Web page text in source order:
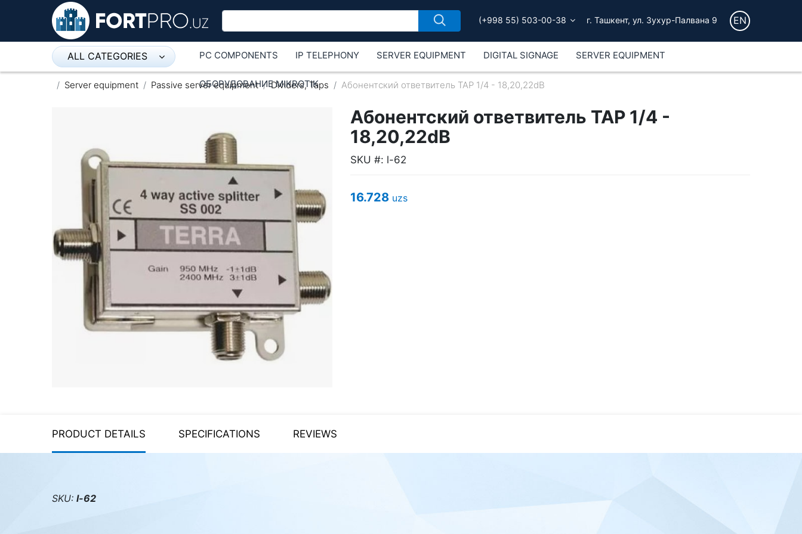
(+998 55) 503-00-38 г. Ташкент, ул. Зухур-Палвана 9 EN
ALL CATEGORIES
Микрофон
Пылесос
Спикерфон
ADSL, Wan / Lan Routers, Wi-Fi
IP Telephony
Stereo systems
Server equipment
UPS Uninterruptible Power
Supply
Video surveillance
PC COMPONENTS IP TELEPHONY SERVER EQUIPMENT DIGITAL SIGNAGE SERVER EQUIPMENT
ОБОРУДОВАНИЕ MIKROTIK
Server equipment Passive server equipment Dividers, Taps Абонентский ответвитель ТАР 1/4 - 18,20,22dB
Абонентский ответвитель ТАР 1/4 -
18,20,22dB
SKU #: l-62
16.728 uzs
PRODUCT DETAILS SPECIFICATIONS REVIEWS
SKU: l-62